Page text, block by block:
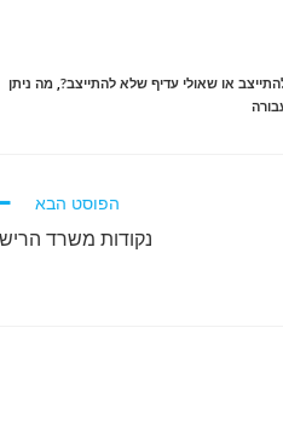
או שאולי עדיף שלא להתייצב?, מה ניתן
הפוסט הבא
נקודות משרד